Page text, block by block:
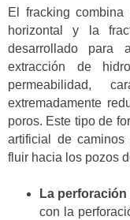
El fracking
horizontal y la
desarrollado para
extracción de
permeabilidad,
extremadamente
poros. Este tipo de
artificial de
fluir hacia los pozos
La perforación
con la